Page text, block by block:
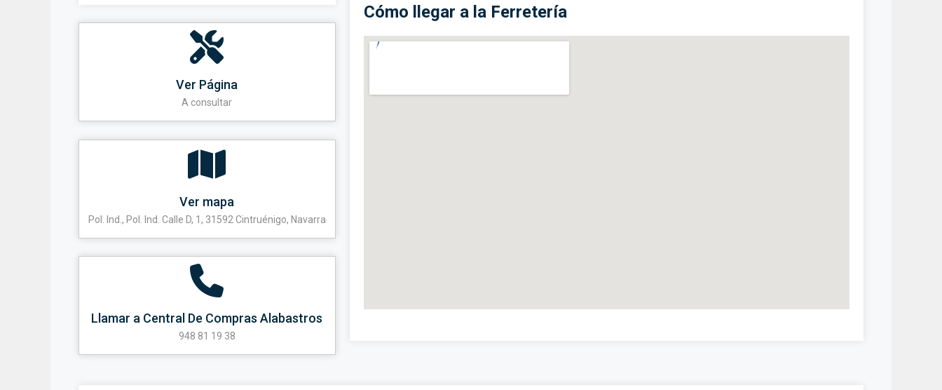
Ver Página
A consultar
Ver mapa
Pol. Ind., Pol. Ind. Calle D, 1, 31592 Cintruénigo, Navarra
Llamar a Central De Compras Alabastros
948 81 19 38
Cómo llegar a la Ferretería